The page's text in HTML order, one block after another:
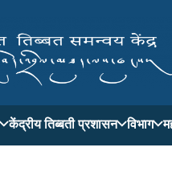
केंद्रीय तिब्बती प्रशासन विभाग